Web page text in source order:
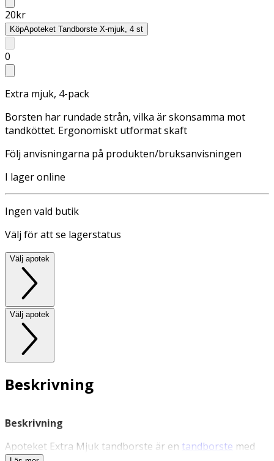
20kr
KöpApoteket Tandborste X-mjuk, 4 st
0
Extra mjuk, 4-pack
Borsten har rundade strån, vilka är skonsamma mot
tandköttet. Ergonomiskt utformat skaft
Följ anvisningarna på produkten/bruksanvisningen
I lager online
Ingen vald butik
Välj för att se lagerstatus
Välj apotek
Välj apotek
Beskrivning
Beskrivning
Apoteket Extra Mjuk tandborste är en tandborste med